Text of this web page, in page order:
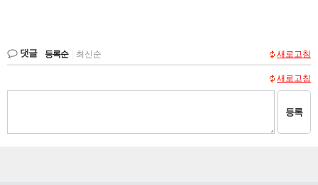
댓글 등록순 최신순 새로고침
새로고침
등록